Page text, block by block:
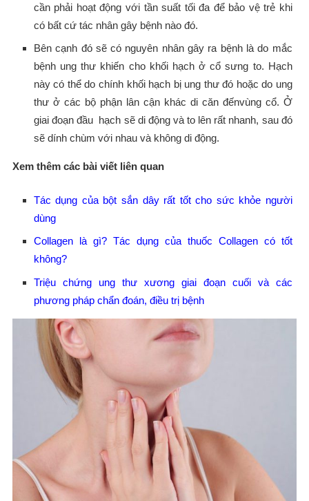
cần phải hoạt động với tần suất tối đa để bảo vệ trẻ khi
có bất cứ tác nhân gây bệnh nào đó.
Bên cạnh đó sẽ có nguyên nhân gây ra bệnh là do mắc
bệnh ung thư khiến cho khối hạch ở cổ sưng to. Hạch
này có thể do chính khối hạch bị ung thư đó hoặc do ung
thư ở các bộ phận lân cận khác di căn đếnvùng cổ. Ở
giai đoạn đầu hạch sẽ di động và to lên rất nhanh, sau đó
sẽ dính chùm với nhau và không di động.
Xem thêm các bài viết liên quan
Tác dụng của bột sắn dây rất tốt cho sức khỏe người
dùng
Collagen là gì? Tác dụng của thuốc Collagen có tốt
không?
Triệu chứng ung thư xương giai đoạn cuối và các
phương pháp chẩn đoán, điều trị bệnh